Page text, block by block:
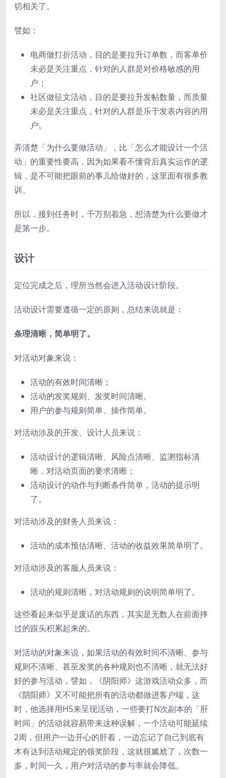
切相关了。
譬如：
电商做打折活动，目的是要拉升订单数，而客单价
未必是关注重点，针对的人群是对价格敏感的用
户；
社区做征文活动，目的是要拉升发帖数量，而质量
未必是关注重点，针对的人群是乐于发表内容的用
户。
弄清楚「为什么要做活动」，比「怎么才能设计一个活
动」的重要性要高，因为如果看不懂背后真实运作的逻
辑，是不可能把眼前的事儿给做好的，这里面有很多教
训。
所以，接到任务时，千万别着急，想清楚为什么要做才
是第一步。
设计
定位完成之后，理所当然会进入活动设计阶段。
活动设计需要遵循一定的原则，总结来说就是：
条理清晰，简单明了。
对活动对象来说：
活动的有效时间清晰；
活动的发奖规则、发奖时间清晰。
用户的参与规则简单、操作简单。
对活动涉及的开发、设计人员来说：
活动设计的逻辑清晰、风险点清晰、监测指标清
晰，对活动页面的要求清晰；
活动设计的动作与判断条件简单，活动的提示明
了。
对活动涉及的财务人员来说：
活动的成本预估清晰、活动的收益效果简单明了。
对活动涉及的客服人员来说：
活动的规则清晰，对活动规则的说明简单明了。
这些看起来似乎是废话的东西，其实是无数人在前面摔
过的跟头积累起来的。
对活动的对象来说，如果活动的有效时间不清晰、参与
规则不清晰、甚至发奖的各种规则也不清晰，就无法好
好的参与活动，譬如，《阴阳师》这游戏活动众多，而
《阴阳师》又不可能把所有的活动都做进客户端，这
时，他选择用H5来呈现活动，一些要打N次副本的「肝
时间」的活动就容易带来这种误解，一个活动可能延续
2周，但用户一边开心的肝着，一边忘记了自己到底有
木有达到活动规定的领奖阶段，这就很尴尬了，次数一
多，时间一久，用户对活动的参与率就会降低。